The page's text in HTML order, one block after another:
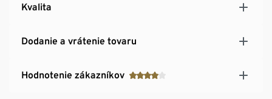
Kvalita
Dodanie a vrátenie tovaru
Hodnotenie zákazníkov